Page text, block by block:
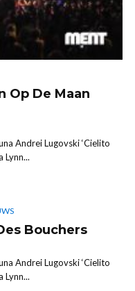
Op De Maan
Andrei Lugovski ‘Cielito
Lynn...
Bouchers
Andrei Lugovski ‘Cielito
Lynn...